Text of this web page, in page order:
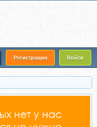
Регистрация Войти